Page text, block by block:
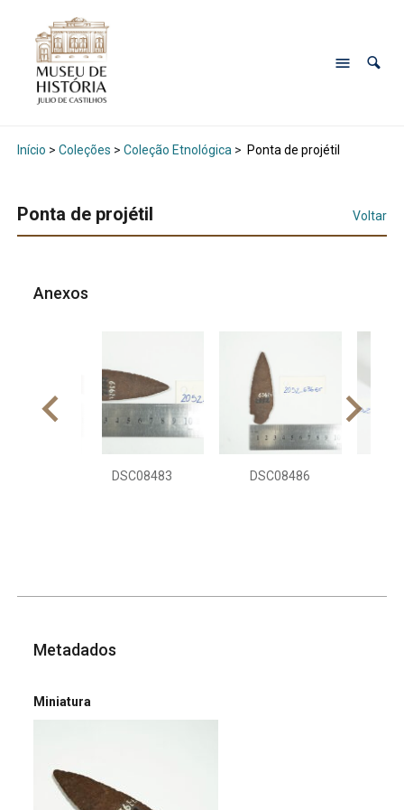
Início > Coleções > Coleção Etnológica > Ponta de projétil
Ponta de projétil Voltar
Anexos
DSC08483 DSC08486
Metadados
Miniatura